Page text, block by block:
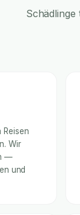
Reisen
Wir
—
und